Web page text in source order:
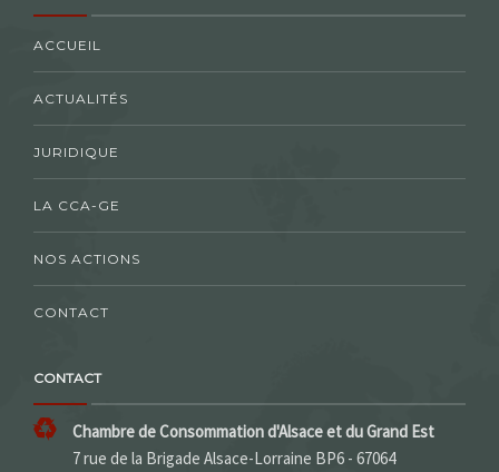
ACCUEIL
ACTUALITÉS
JURIDIQUE
LA CCA-GE
NOS ACTIONS
CONTACT
CONTACT
Chambre de Consommation d'Alsace et du Grand Est
7 rue de la Brigade Alsace-Lorraine BP6 - 67064